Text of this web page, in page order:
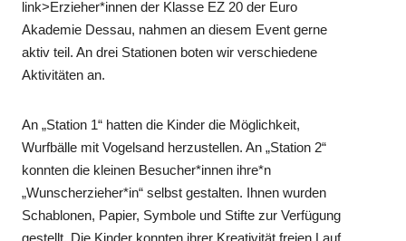
link>Erzieher*innen der Klasse EZ 20 der Euro
Akademie Dessau, nahmen an diesem Event gerne
aktiv teil. An drei Stationen boten wir verschiedene
Aktivitäten an.
An „Station 1“ hatten die Kinder die Möglichkeit,
Wurfbälle mit Vogelsand herzustellen. An „Station 2“
konnten die kleinen Besucher*innen ihre*n
„Wunscherzieher*in“ selbst gestalten. Ihnen wurden
Schablonen, Papier, Symbole und Stifte zur Verfügung
gestellt. Die Kinder konnten ihrer Kreativität freien Lauf